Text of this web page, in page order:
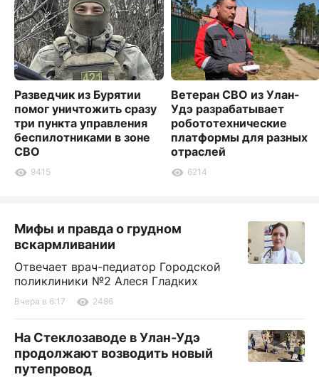
Разведчик из Бурятии
помог уничтожить сразу
три пункта управления
беспилотниками в зоне
СВО
9415
Ветеран СВО из Улан-
Удэ разрабатывает
робототехнические
платформы для разных
отраслей
6214
Мифы и правда о грудном
вскармливании
Отвечает врач-педиатор Городской
поликлиники №2 Алеся Гладких
Вчера в 6:17 2486
На Стеклозаводе в Улан-Удэ
продолжают возводить новый
путепровод